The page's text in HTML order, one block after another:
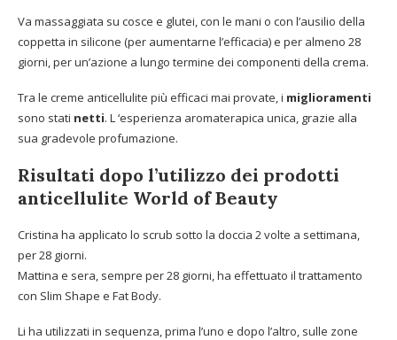
Va massaggiata su cosce e glutei, con le mani o con l’ausilio della
coppetta in silicone (per aumentarne l’efficacia) e per almeno 28
giorni, per un’azione a lungo termine dei componenti della crema.
Tra le creme anticellulite più efficaci mai provate, i miglioramenti
sono stati netti. L ‘esperienza aromaterapica unica, grazie alla
sua gradevole profumazione.
Risultati dopo l’utilizzo dei prodotti
anticellulite World of Beauty
Cristina ha applicato lo scrub sotto la doccia 2 volte a settimana,
per 28 giorni.
Mattina e sera, sempre per 28 giorni, ha effettuato il trattamento
con Slim Shape e Fat Body.
Li ha utilizzati in sequenza, prima l’uno e dopo l’altro, sulle zone